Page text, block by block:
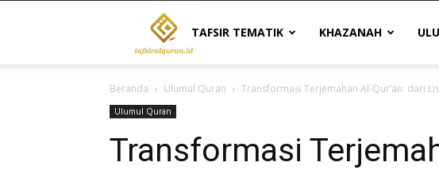
Tafsir
Al
Quran
TAFSIR TEMATIK KHAZANAH
Beranda Ulumul Quran Transformasi Terjemahan Al-Qur’an: dari
Ulumul Quran
Transformasi